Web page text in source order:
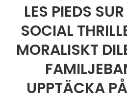
LES PIEDS
SOCIAL
MORALISKT
UPPTÄCKA